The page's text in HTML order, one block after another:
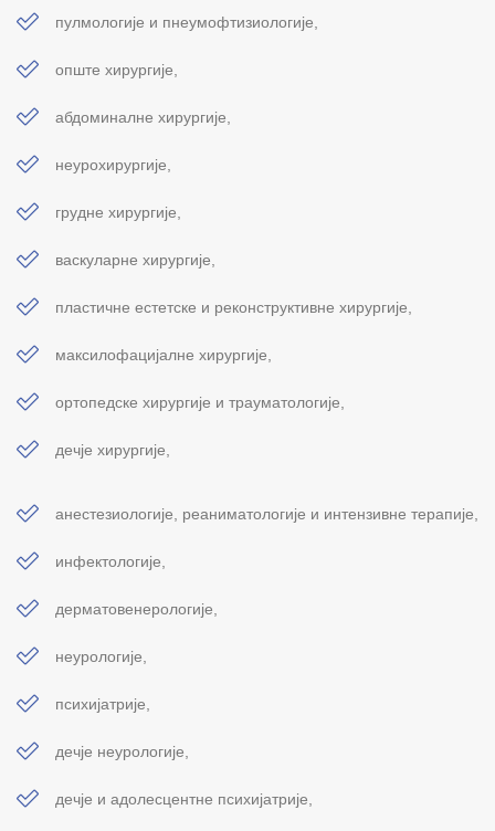
пулмологије и пнеумофтизиологије,
опште хирургије,
абдоминалне хирургије,
неурохирургије,
грудне хирургије,
васкуларне хирургије,
пластичне естетске и реконструктивне хирургије,
максилофацијалне хирургије,
ортопедске хирургије и трауматологије,
дечје хирургије,
анестeзиологије, реаниматологије и интензивне терапије,
инфектологије,
дерматовенерологије,
неурологије,
психијатрије,
дечје неурологије,
дечје и адолесцентне психијатрије,